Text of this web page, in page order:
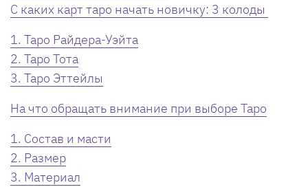
С каких карт таро начать новичку: 3 колоды
1. Таро Райдера-Уэйта
2. Таро Тота
3. Таро Эттейлы
На что обращать внимание при выборе Таро
1. Состав и масти
2. Размер
3. Материал